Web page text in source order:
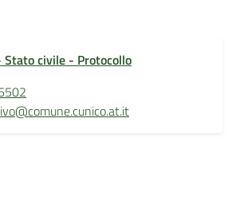
civile - Protocollo